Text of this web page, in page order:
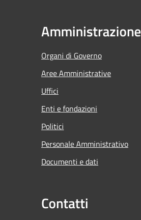
Amministrazione
Organi di Governo
Aree Amministrative
Uffici
Enti e fondazioni
Politici
Personale Amministrativo
Documenti e dati
Contatti